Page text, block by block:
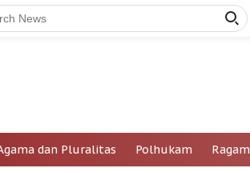
dan Pluralitas Polhukam Ragam